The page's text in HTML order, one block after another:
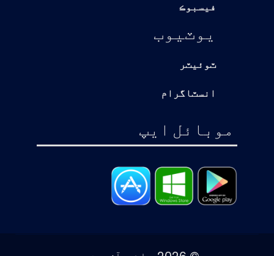
فيسبوڪ
يوٽيوب
ٽوئيٽر
انسٽاگرام
موبائل ايپ